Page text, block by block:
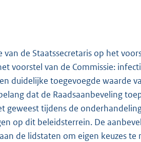
de Staatssecretaris op het
voorstel van de Commissie:
duidelijke toegevoegde waarde
dat de Raadsaanbeveling
geweest tijdens de
op dit beleidsterrein. De
de lidstaten om eigen keuzes